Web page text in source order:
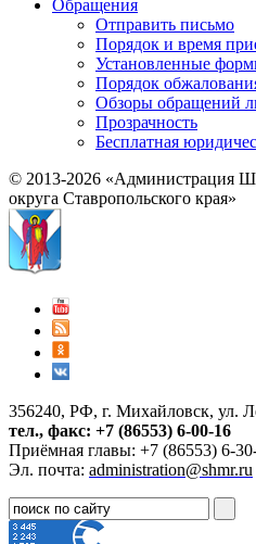
Обращения
Отправить письмо
Порядок и время
Установленные
Порядок
Обзоры обращений
Прозрачность
Бесплатная
© 2013-2026 «Администрация
округа Ставропольского края»
356240, РФ, г. Михайловск, ул.
тел., факс: +7 (86553) 6-00-16
Приёмная главы: +7 (86553) 6-
Эл. почта: administration@shmr.ru